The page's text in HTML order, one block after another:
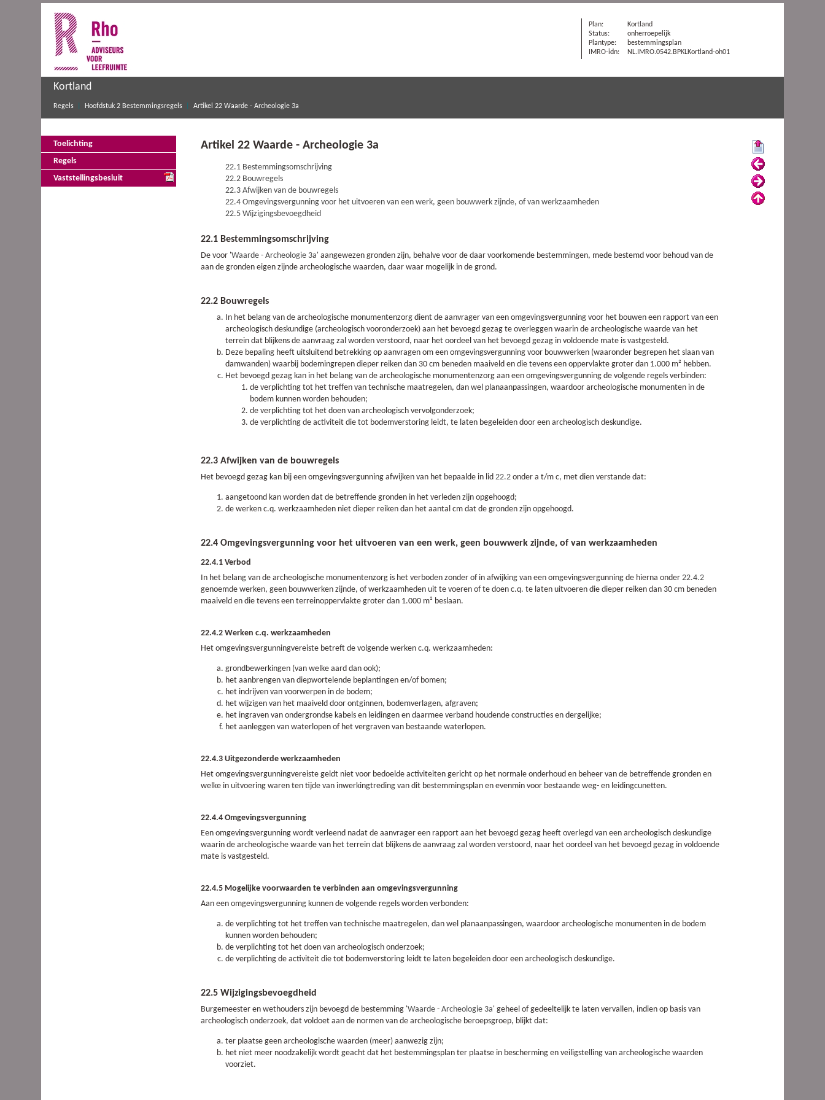
Kortland
Regels Hoofdstuk 2 Bestemmingsregels Artikel 22 Waarde - Archeologie 3a
Plan:
Kortland
Status:
onherroepelijk
Plantype:
bestemmingsplan
IMRO-idn:
NL.IMRO.0542.BPKLKortland-oh01
Toelichting
Regels
Vaststellingsbesluit
Artikel 22 Waarde - Archeologie 3a
22.1 Bestemmingsomschrijving
22.2 Bouwregels
22.3 Afwijken van de bouwregels
22.4 Omgevingsvergunning voor het uitvoeren van een werk, geen bouwwerk zijnde, of van werkzaamheden
22.5 Wijzigingsbevoegdheid
22.1 Bestemmingsomschrijving
De voor 'Waarde - Archeologie 3a' aangewezen gronden zijn, behalve voor de daar voorkomende bestemmingen, mede bestemd voor behoud van de
aan de gronden eigen zijnde archeologische waarden, daar waar mogelijk in de grond.
22.2 Bouwregels
In het belang van de archeologische monumentenzorg dient de aanvrager van een omgevingsvergunning voor het bouwen een rapport van een
archeologisch deskundige (archeologisch vooronderzoek) aan het bevoegd gezag te overleggen waarin de archeologische waarde van het
terrein dat blijkens de aanvraag zal worden verstoord, naar het oordeel van het bevoegd gezag in voldoende mate is vastgesteld.
Deze bepaling heeft uitsluitend betrekking op aanvragen om een omgevingsvergunning voor bouwwerken (waaronder begrepen het slaan van
damwanden) waarbij bodemingrepen dieper reiken dan 30 cm beneden maaiveld en die tevens een oppervlakte groter dan 1.000 m² hebben.
Het bevoegd gezag kan in het belang van de archeologische monumentenzorg aan een omgevingsvergunning de volgende regels verbinden:
de verplichting tot het treffen van technische maatregelen, dan wel planaanpassingen, waardoor archeologische monumenten in de
bodem kunnen worden behouden;
de verplichting tot het doen van archeologisch vervolgonderzoek;
de verplichting de activiteit die tot bodemverstoring leidt, te laten begeleiden door een archeologisch deskundige.
22.3 Afwijken van de bouwregels
Het bevoegd gezag kan bij een omgevingsvergunning afwijken van het bepaalde in lid22.2 onder a t/m c, met dien verstande dat:
aangetoond kan worden dat de betreffende gronden in het verleden zijn opgehoogd;
de werken c.q. werkzaamheden niet dieper reiken dan het aantal cm dat de gronden zijn opgehoogd.
22.4 Omgevingsvergunning voor het uitvoeren van een werk, geen bouwwerk zijnde, of van werkzaamheden
22.4.1 Verbod
In het belang van de archeologische monumentenzorg is het verboden zonder of in afwijking van een omgevingsvergunning de hierna onder22.4.2
genoemde werken, geen bouwwerken zijnde, of werkzaamheden uit te voeren of te doen c.q. te laten uitvoeren die dieper reiken dan 30 cm beneden
maaiveld en die tevens een terreinoppervlakte groter dan 1.000 m² beslaan.
22.4.2 Werken c.q. werkzaamheden
Het omgevingsvergunningvereiste betreft de volgende werken c.q. werkzaamheden:
grondbewerkingen (van welke aard dan ook);
het aanbrengen van diepwortelende beplantingen en/of bomen;
het indrijven van voorwerpen in de bodem;
het wijzigen van het maaiveld door ontginnen, bodemverlagen, afgraven;
het ingraven van ondergrondse kabels en leidingen en daarmee verband houdende constructies en dergelijke;
het aanleggen van waterlopen of het vergraven van bestaande waterlopen.
22.4.3 Uitgezonderde werkzaamheden
Het omgevingsvergunningvereiste geldt niet voor bedoelde activiteiten gericht op het normale onderhoud en beheer van de betreffende gronden en
welke in uitvoering waren ten tijde van inwerkingtreding van dit bestemmingsplan en evenmin voor bestaande weg- en leidingcunetten.
22.4.4 Omgevingsvergunning
Een omgevingsvergunning wordt verleend nadat de aanvrager een rapport aan het bevoegd gezag heeft overlegd van een archeologisch deskundige
waarin de archeologische waarde van het terrein dat blijkens de aanvraag zal worden verstoord, naar het oordeel van het bevoegd gezag in voldoende
mate is vastgesteld.
22.4.5 Mogelijke voorwaarden te verbinden aan omgevingsvergunning
Aan een omgevingsvergunning kunnen de volgende regels worden verbonden:
de verplichting tot het treffen van technische maatregelen, dan wel planaanpassingen, waardoor archeologische monumenten in de bodem
kunnen worden behouden;
de verplichting tot het doen van archeologisch onderzoek;
de verplichting de activiteit die tot bodemverstoring leidt te laten begeleiden door een archeologisch deskundige.
22.5 Wijzigingsbevoegdheid
Burgemeester en wethouders zijn bevoegd de bestemming 'Waarde - Archeologie 3a' geheel of gedeeltelijk te laten vervallen, indien op basis van
archeologisch onderzoek, dat voldoet aan de normen van de archeologische beroepsgroep, blijkt dat:
ter plaatse geen archeologische waarden (meer) aanwezig zijn;
het niet meer noodzakelijk wordt geacht dat het bestemmingsplan ter plaatse in bescherming en veiligstelling van archeologische waarden
voorziet.